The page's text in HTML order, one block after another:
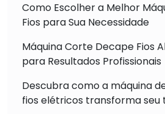
Como Escolher a Melhor
Fios para Sua Necessidade
Máquina Corte Decape Fios
para Resultados Profissionais
Descubra como a máquina
fios elétricos transforma seu